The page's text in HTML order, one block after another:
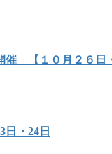
【１０月２６日
日・24日